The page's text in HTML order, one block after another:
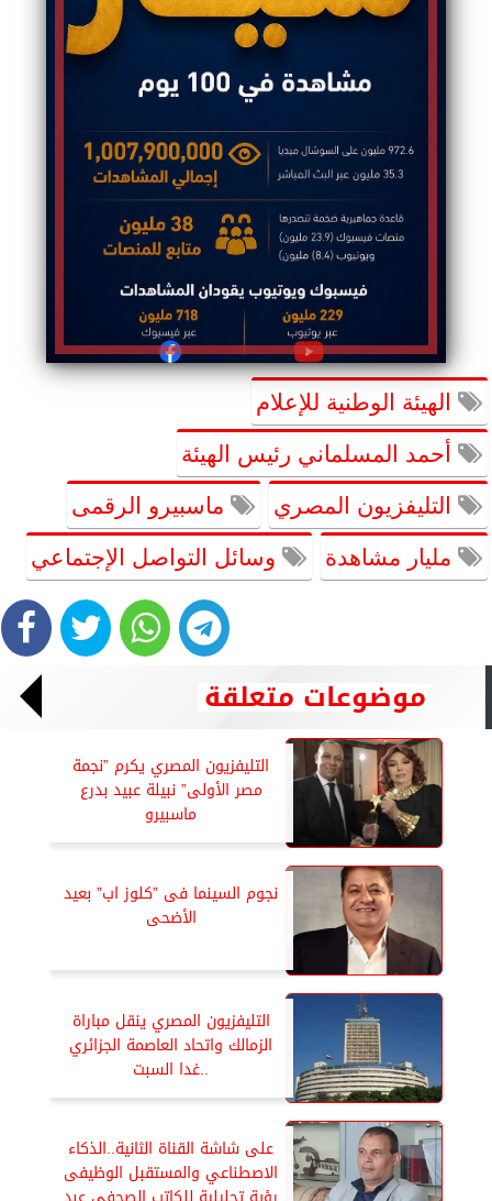
الهيئة الوطنية للإعلام
أحمد المسلماني رئيس الهيئة
التليفزيون المصري ماسبيرو الرقمى
مليار مشاهدة وسائل التواصل الإجتماعي
موضوعات متعلقة
التليفزيون المصري يكرم ”نجمة
مصر الأولى” نبيلة عبيد بدرع
ماسبيرو
نجوم السينما فى ”كلوز اب” بعيد
الأضحى
التليفزيون المصري ينقل مباراة
الزمالك واتحاد العاصمة الجزائري
..غدا السبت
على شاشة القناة الثانية..الذكاء
الاصطناعي والمستقبل الوظيفى